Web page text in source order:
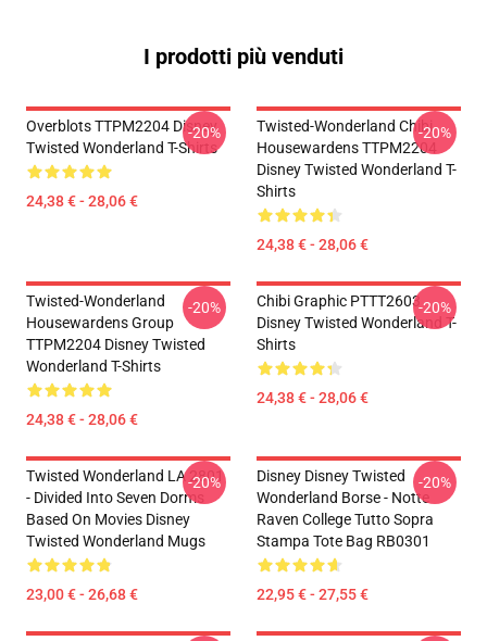
I prodotti più venduti
Overblots TTPM2204 Disney
Twisted Wonderland T-Shirts
24,38 € - 28,06 €
-20%
Twisted-Wonderland Chibi
Housewardens TTPM2204
Disney Twisted Wonderland T-
Shirts
24,38 € - 28,06 €
-20%
Twisted-Wonderland
Housewardens Group
TTPM2204 Disney Twisted
Wonderland T-Shirts
24,38 € - 28,06 €
-20%
Chibi Graphic PTTT2603
Disney Twisted Wonderland T-
Shirts
24,38 € - 28,06 €
-20%
Twisted Wonderland LA 2801
- Divided Into Seven Dorms
Based On Movies Disney
Twisted Wonderland Mugs
23,00 € - 26,68 €
-20%
Disney Disney Twisted
Wonderland Borse - Notte
Raven College Tutto Sopra
Stampa Tote Bag RB0301
22,95 € - 27,55 €
-20%